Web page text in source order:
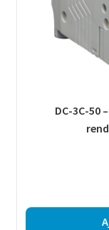
DC-3C-50